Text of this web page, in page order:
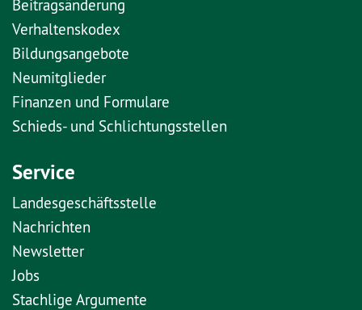
Beitragsänderung
Verhaltenskodex
Bildungsangebote
Neumitglieder
Finanzen und Formulare
Schieds- und Schlichtungsstellen
Service
Landesgeschäftsstelle
Nachrichten
Newsletter
Jobs
Stachlige Argumente